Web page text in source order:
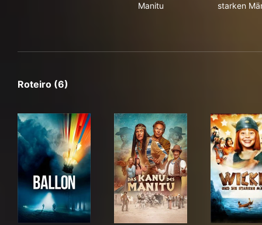
Manitu
starken
Roteiro (6)